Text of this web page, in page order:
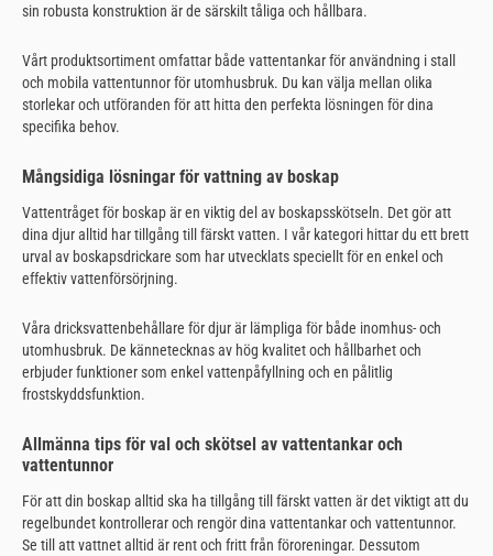
sin robusta konstruktion är de särskilt tåliga och hållbara.
Vårt produktsortiment omfattar både vattentankar för användning i stall
och mobila vattentunnor för utomhusbruk. Du kan välja mellan olika
storlekar och utföranden för att hitta den perfekta lösningen för dina
specifika behov.
Mångsidiga lösningar för vattning av boskap
Vattentråget för boskap är en viktig del av boskapsskötseln. Det gör att
dina djur alltid har tillgång till färskt vatten. I vår kategori hittar du ett brett
urval av boskapsdrickare som har utvecklats speciellt för en enkel och
effektiv vattenförsörjning.
Våra dricksvattenbehållare för djur är lämpliga för både inomhus- och
utomhusbruk. De kännetecknas av hög kvalitet och hållbarhet och
erbjuder funktioner som enkel vattenpåfyllning och en pålitlig
frostskyddsfunktion.
Allmänna tips för val och skötsel av vattentankar och
vattentunnor
För att din boskap alltid ska ha tillgång till färskt vatten är det viktigt att du
regelbundet kontrollerar och rengör dina vattentankar och vattentunnor.
Se till att vattnet alltid är rent och fritt från föroreningar. Dessutom